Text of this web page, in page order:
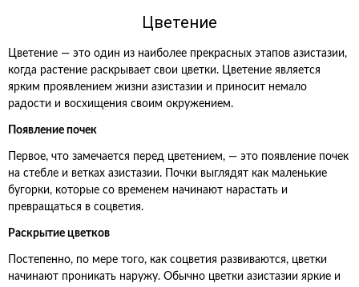
Цветение
Цветение — это один из наиболее прекрасных этапов азистазии,
когда растение раскрывает свои цветки. Цветение является
ярким проявлением жизни азистазии и приносит немало
радости и восхищения своим окружением.
Появление почек
Первое, что замечается перед цветением, — это появление почек
на стебле и ветках азистазии. Почки выглядят как маленькие
бугорки, которые со временем начинают нарастать и
превращаться в соцветия.
Раскрытие цветков
Постепенно, по мере того, как соцветия развиваются, цветки
начинают проникать наружу. Обычно цветки азистазии яркие и